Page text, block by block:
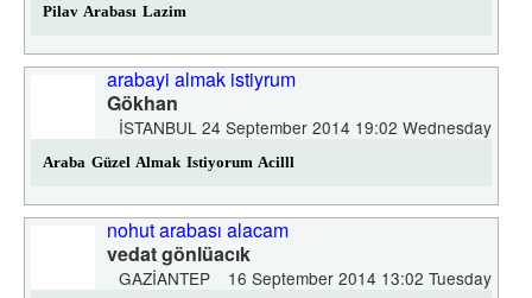
Pilav Arabası Lazim
arabayi almak istiyrum
Gökhan
24 September 2014 19:02 Wednesday
ISTANBUL
Araba Güzel Almak Istiyorum Acilll
nohut arabası alacam
vedat gönlüacık
16 September 2014 13:02 Tuesday
GAZIANTEP